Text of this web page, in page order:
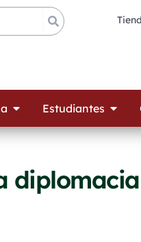
Open Oferta Académica
Estudiantes Open